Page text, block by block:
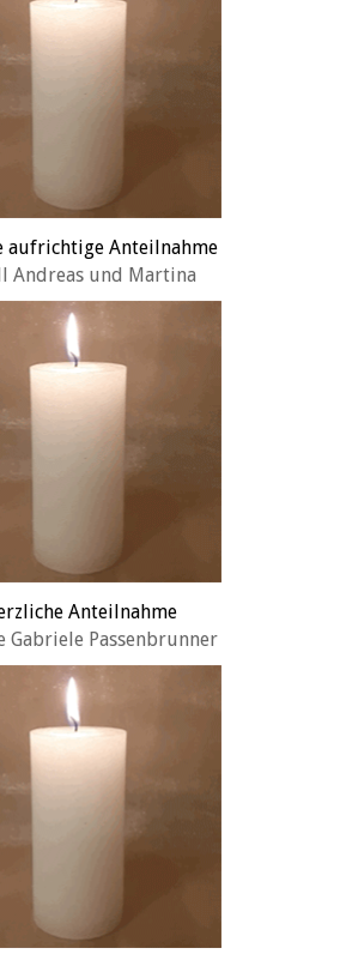
aufrichtige Anteilnahme
Andreas und Martina
Anteilnahme
Gabriele Passenbrunner